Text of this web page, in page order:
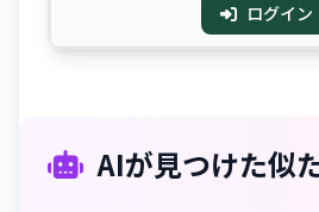
ログイン
AIが見つけた似